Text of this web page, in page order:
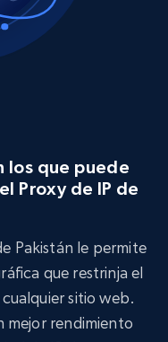
los que puede
Proxy de IP de
Pakistán le permite
que restrinja el
sitio web.
mejor rendimiento